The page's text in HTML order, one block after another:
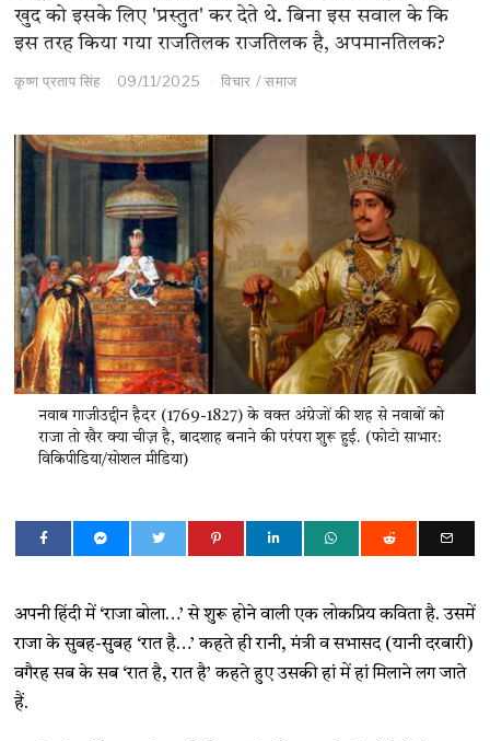
खुद को इसके लिए 'प्रस्तुत' कर देते थे. बिना इस सवाल के कि
इस तरह किया गया राजतिलक राजतिलक है, अपमानतिलक?
कृष्ण प्रताप सिंह 09/11/2025 विचार / समाज
नवाब गाजीउद्दीन हैदर (1769-1827) के वक्त अंग्रेजों की शह से नवाबों को
राजा तो खैर क्या चीज़ है, बादशाह बनाने की परंपरा शुरू हुई. (फोटो साभार:
विकिपीडिया/सोशल मीडिया)
अपनी हिंदी में ‘राजा बोला…’ से शुरू होने वाली एक लोकप्रिय कविता है. उसमें
राजा के सुबह-सुबह ‘रात है…’ कहते ही रानी, मंत्री व सभासद (यानी दरबारी)
वगैरह सब के सब ‘रात है, रात है’ कहते हुए उसकी हां में हां मिलाने लग जाते
हैं.